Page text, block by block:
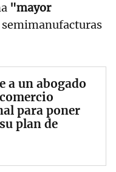
"mayor
semimanufacturas
a un abogado
para poner
plan de